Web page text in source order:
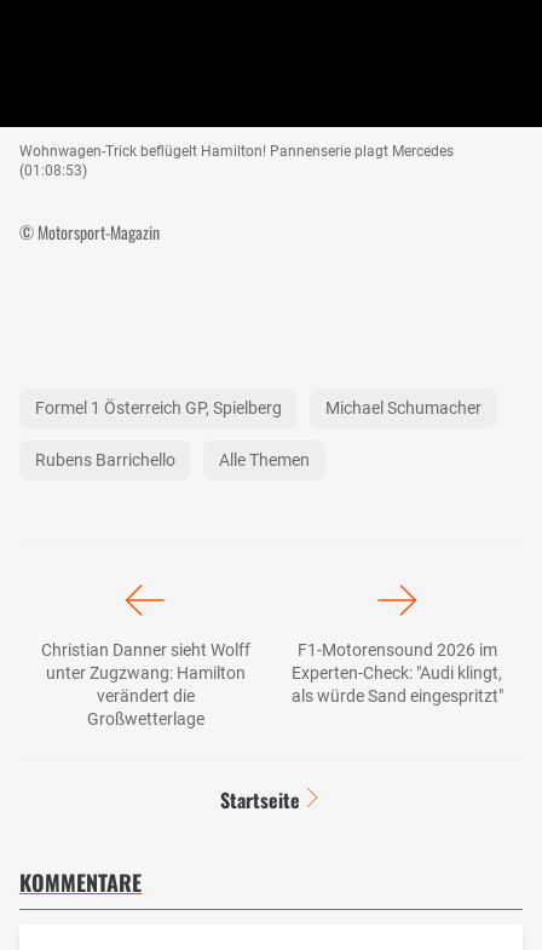
Wohnwagen-Trick beflügelt Hamilton! Pannenserie plagt Mercedes
(01:08:53)
© Motorsport-Magazin
Formel 1 Österreich GP, Spielberg Michael Schumacher
Rubens Barrichello Alle Themen
Christian Danner sieht Wolff
unter Zugzwang: Hamilton
verändert die
Großwetterlage
F1-Motorensound 2026 im
Experten-Check: "Audi klingt,
als würde Sand eingespritzt"
Startseite
KOMMENTARE